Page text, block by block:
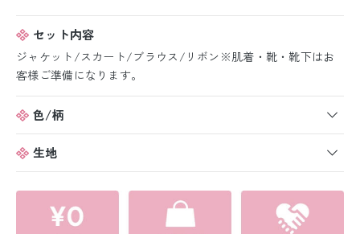
セット内容
ジャケット/スカート/ブラウス/リボン※肌着・靴・靴下はお
客様ご準備になります。
色/柄
生地